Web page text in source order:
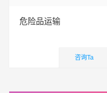
危险品运输
咨询Ta